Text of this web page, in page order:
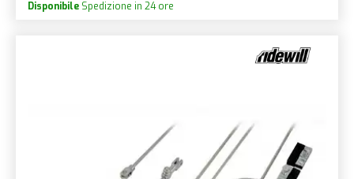
Disponibile Spedizione in 24 ore